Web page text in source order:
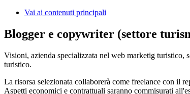
Vai ai contenuti principali
Blogger e copywriter (settore
Visioni, azienda specializzata nel web marketig
turistico.
La risorsa selezionata collaborerà come freelance con il
Aspetti economici e contrattuali saranno commisurati